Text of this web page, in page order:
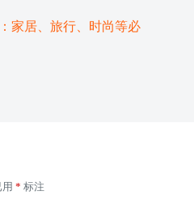
家居、旅行、时尚等必
用 * 标注